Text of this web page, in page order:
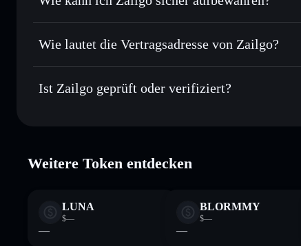
Durchschnittskosteneffekt nutzen– Schritt für Schritt
Privat senden– übertrage ZAILGO, ohne Wallets
Privacy Aggregators
kontrollierst
Zailgo nicht
Privacy Aggregator
Wie lautet die Vertragsadresse von Zailgo?
Zailgo
Ist Zailgo geprüft oder verifiziert?
Weitere Token entdecken
LUNA
$—
—
BLORMMY
$—
—